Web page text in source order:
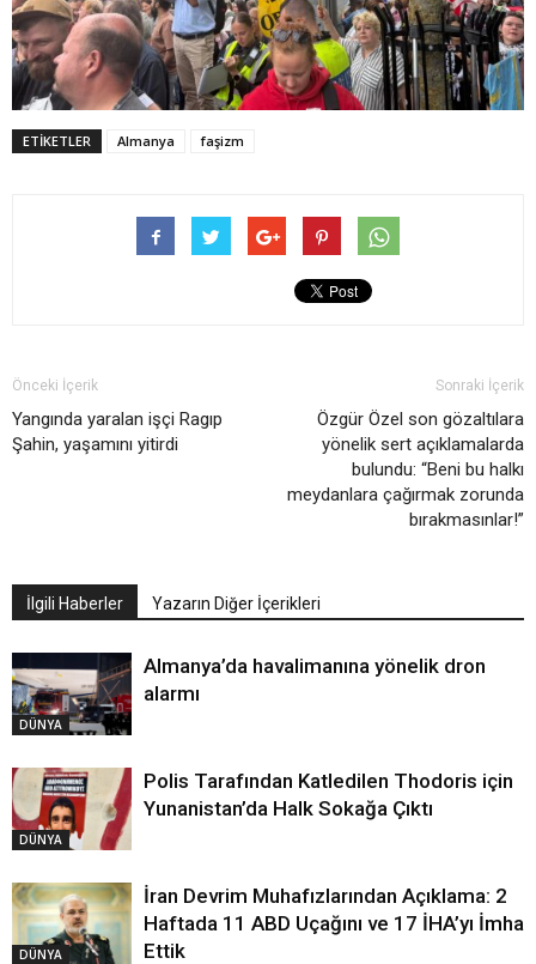
ETIKETLER Almanya faşizm
Önceki İçerik
Yangında yaralan işçi Ragıp
Şahin, yaşamını yitirdi
Sonraki İçerik
Özgür Özel son gözaltılara
yönelik sert açıklamalarda
bulundu: “Beni bu halkı
meydanlara çağırmak zorunda
bırakmasınlar!”
İlgili Haberler Yazarın Diğer İçerikleri
DÜNYA
Almanya’da havalimanına yönelik dron
alarmı
DÜNYA
Polis Tarafından Katledilen Thodoris için
Yunanistan’da Halk Sokağa Çıktı
DÜNYA
İran Devrim Muhafızlarından Açıklama: 2
Haftada 11 ABD Uçağını ve 17 İHA’yı İmha
Ettik